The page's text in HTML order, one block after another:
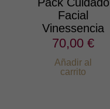
Facial
Vinessencia
70,00 €
Añadir al
carrito